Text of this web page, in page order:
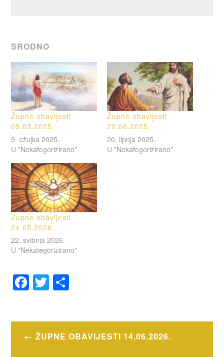
SRODNO
Župne obavijesti
09.03.2025.
9. ožujka 2025.
U "Nekategorizirano"
Župne obavijesti
22.06.2025.
20. lipnja 2025.
U "Nekategorizirano"
Župne obavijesti
24.05.2026.
22. svibnja 2026.
U "Nekategorizirano"
F
a
e
b
T
wi
er e
Navigacija
ŽUPNE OBAVIJESTI 14.06.2026.